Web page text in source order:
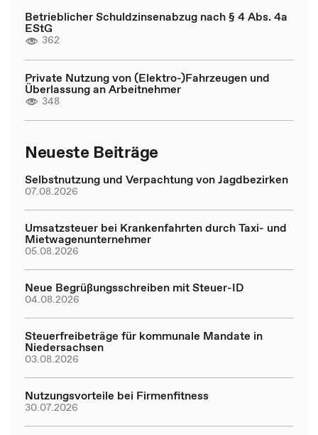
Betrieblicher Schuldzinsenabzug nach § 4 Abs. 4a
EStG
362
Private Nutzung von (Elektro-)Fahrzeugen und
Überlassung an Arbeitnehmer
348
Neueste Beiträge
Selbstnutzung und Verpachtung von Jagdbezirken
07.08.2026
Umsatzsteuer bei Krankenfahrten durch Taxi- und
Mietwagenunternehmer
05.08.2026
Neue Begrüßungsschreiben mit Steuer-ID
04.08.2026
Steuerfreibeträge für kommunale Mandate in
Niedersachsen
03.08.2026
Nutzungsvorteile bei Firmenfitness
30.07.2026